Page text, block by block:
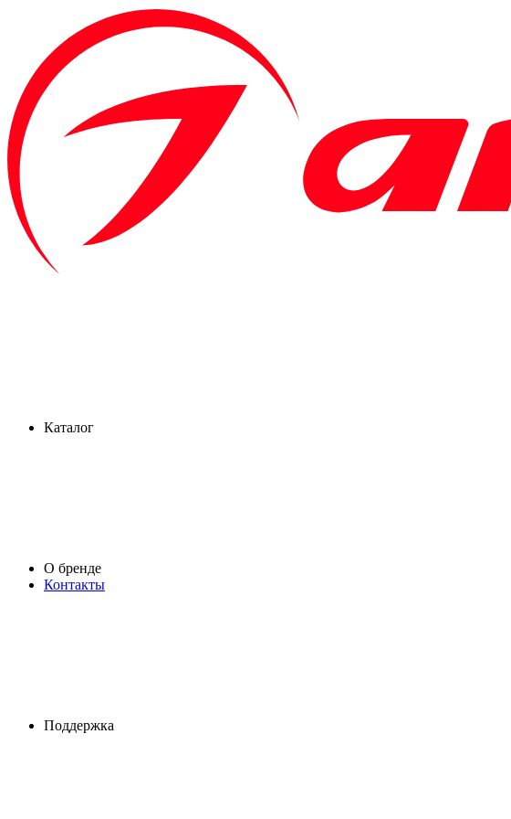
Каталог
О бренде
Контакты
Поддержка